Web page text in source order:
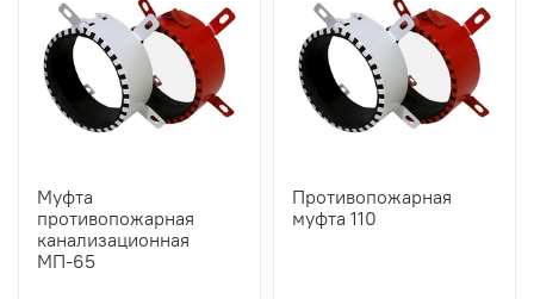
Муфта
противопожарная
канализационная
МП-65
Противопожарная
муфта 110